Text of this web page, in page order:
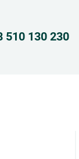
510 130 230